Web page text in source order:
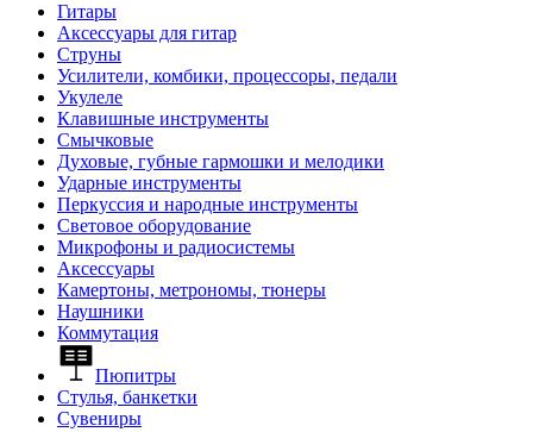
Гитары
Аксессуары для гитар
Струны
Усилители, комбики, процессоры, педали
Укулеле
Клавишные инструменты
Смычковые
Духовые, губные гармошки и мелодики
Ударные инструменты
Перкуссия и народные инструменты
Световое оборудование
Микрофоны и радиосистемы
Аксессуары
Камертоны, метрономы, тюнеры
Наушники
Коммутация
Пюпитры
Стулья, банкетки
Сувениры